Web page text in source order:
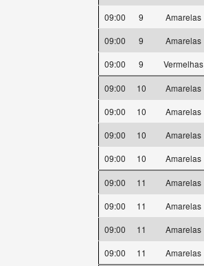
09:00
9 Amarelas
09:00
9 Amarelas
09:00
9 Vermelhas
09:00 10 Amarelas
09:00
10 Amarelas
09:00
10 Amarelas
09:00
10 Amarelas
09:00 11 Amarelas
09:00
11 Amarelas
09:00
11 Amarelas
09:00
11 Amarelas